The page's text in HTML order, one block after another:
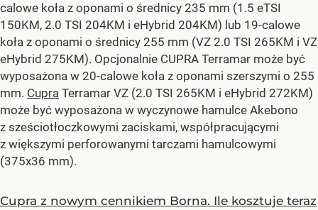
calowe koła z oponami o średnicy 235 mm (1.5 eTSI
150KM, 2.0 TSI 204KM i eHybrid 204KM) lub 19-calowe
koła z oponami o średnicy 255 mm (VZ 2.0 TSI 265KM i VZ
eHybrid 275KM). Opcjonalnie CUPRA Terramar może być
wyposażona w 20-calowe koła z oponami szerszymi o 255
mm. Cupra Terramar VZ (2.0 TSI 265KM i eHybrid 272KM)
może być wyposażona w wyczynowe hamulce Akebono
z sześciotłoczkowymi zaciskami, współpracującymi
z większymi perforowanymi tarczami hamulcowymi
(375x36 mm).
Cupra z nowym cennikiem Borna. Ile kosztuje teraz